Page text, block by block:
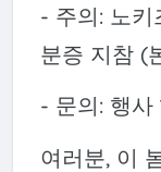
- 주의: 노키
분증 지참 (
- 문의: 행사
여러분, 이